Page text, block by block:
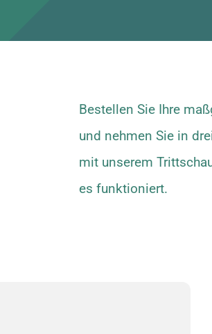
Bestellen Sie Ihre
und nehmen Sie in
mit unserem
es funktioniert.